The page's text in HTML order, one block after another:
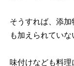
そうすれば、添
も加えられていな
味付けなども料